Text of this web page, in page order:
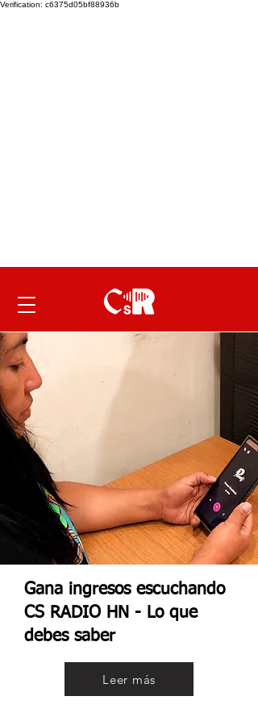
Verification: c6375d05bf88936b
Gana ingresos escuchando
CS RADIO HN - Lo que
debes saber
Leer más